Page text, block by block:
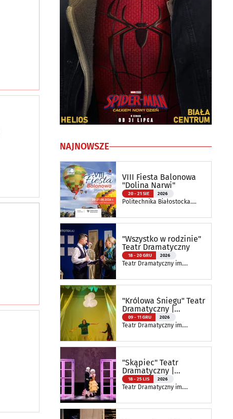
NAJNOWSZE
VIII Fiesta Balonowa
"Dolina Narwi"
20 - 21 SIE 2026
Politechnika Białostocka.
"Wszystko w rodzinie"
Teatr Dramatyczny
18 - 20 GRU 2026
Teatr Dramatyczny im.
"Królowa Śniegu" Teatr
Dramatyczny |
Spektakl Szkolny
09 - 11 GRU 2026
Teatr Dramatyczny im.
"Skąpiec" Teatr
Dramatyczny |
Spektakl Szkolny
18 - 25 LIS 2026
Teatr Dramatyczny im.